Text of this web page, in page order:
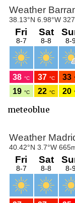
meteoblue